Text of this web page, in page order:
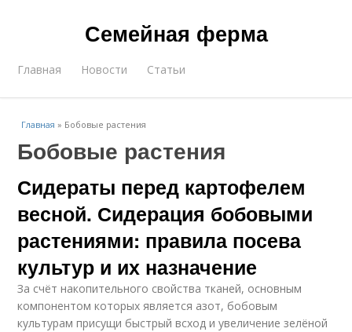
Семейная ферма
Главная Новости Статьи
Главная » Бобовые растения
Бобовые растения
Сидераты перед картофелем
весной. Сидерация бобовыми
растениями: правила посева
культур и их назначение
За счёт накопительного свойства тканей, основным
компонентом которых является азот, бобовым
культурам присущи быстрый всход и увеличение зелёной